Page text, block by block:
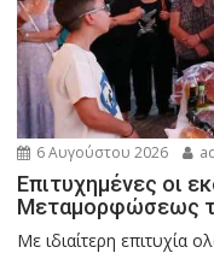
6 Αυγούστου 2026
Επιτυχημένες οι
Μεταμορφώσεως
Με ιδιαίτερη επιτυχία